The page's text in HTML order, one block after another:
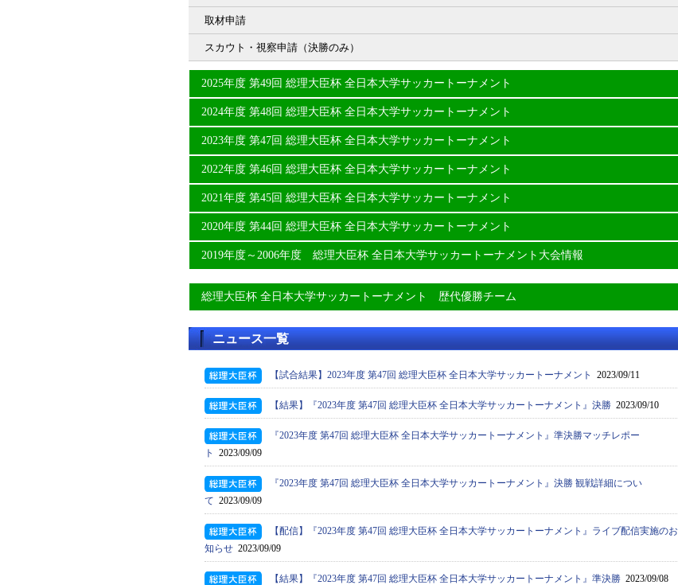
取材申請
スカウト・視察申請（決勝のみ）
2025年度 第49回 総理大臣杯 全日本大学サッカートーナメント
2024年度 第48回 総理大臣杯 全日本大学サッカートーナメント
2023年度 第47回 総理大臣杯 全日本大学サッカートーナメント
2022年度 第46回 総理大臣杯 全日本大学サッカートーナメント
2021年度 第45回 総理大臣杯 全日本大学サッカートーナメント
2020年度 第44回 総理大臣杯 全日本大学サッカートーナメント
2019年度～2006年度 総理大臣杯 全日本大学サッカートーナメント大会情報
総理大臣杯 全日本大学サッカートーナメント 歴代優勝チーム
ニュース一覧
【試合結果】2023年度 第47回 総理大臣杯 全日本大学サッカートーナメント 2023/09/11
【結果】『2023年度 第47回 総理大臣杯 全日本大学サッカートーナメント』決勝 2023/09/10
『2023年度 第47回 総理大臣杯 全日本大学サッカートーナメント』準決勝マッチレポー
ト
2023/09/09
『2023年度 第47回 総理大臣杯 全日本大学サッカートーナメント』決勝 観戦詳細につい
て 2023/09/09
【配信】『2023年度 第47回 総理大臣杯 全日本大学サッカートーナメント』ライブ配信実施のお
知らせ 2023/09/09
【結果】『2023年度 第47回 総理大臣杯 全日本大学サッカートーナメント』準決勝 2023/09/08